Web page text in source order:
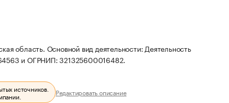
область. Основной вид деятельности: Деятельность
и ОГРНИП: 321325600016482.
источников.
Редактировать описание